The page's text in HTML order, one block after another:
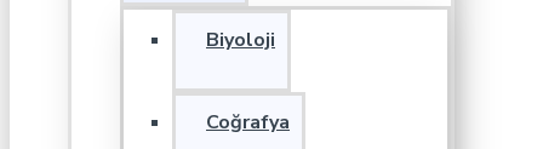
Biyoloji
Coğrafya